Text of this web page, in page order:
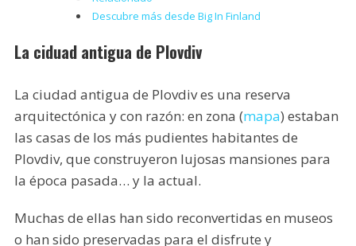
Descubre más desde Big In Finland
La ciduad antigua de Plovdiv
La ciudad antigua de Plovdiv es una reserva
arquitectónica y con razón: en zona (mapa) estaban
las casas de los más pudientes habitantes de
Plovdiv, que construyeron lujosas mansiones para
la época pasada… y la actual.
Muchas de ellas han sido reconvertidas en museos
o han sido preservadas para el disfrute y